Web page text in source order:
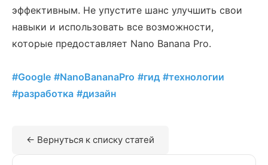
эффективным. Не упустите шанс улучшить свои
навыки и использовать все возможности,
которые предоставляет Nano Banana Pro.
#Google #NanoBananaPro #гид #технологии
#разработка #дизайн
← Вернуться к списку статей